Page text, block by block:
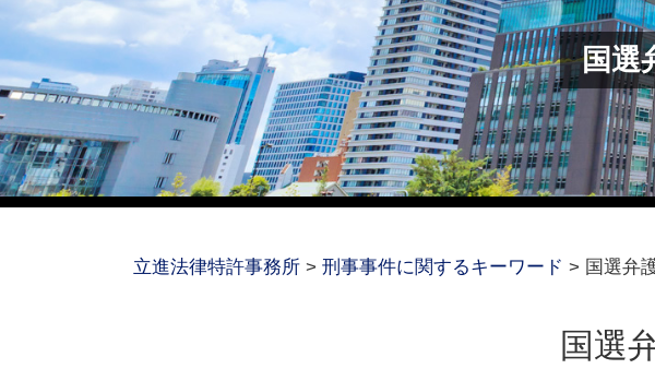
国選
立進法律特許事務所 > 刑事事件に関するキーワード > 国選弁
国選